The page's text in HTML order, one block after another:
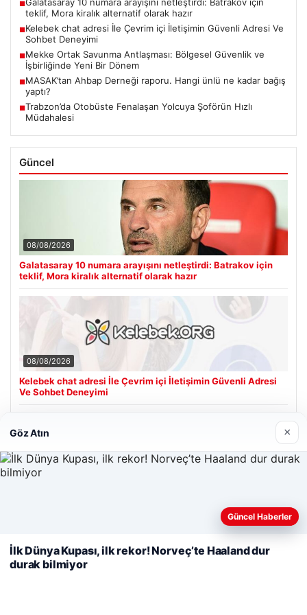
■
teklif, Mora kiralık alternatif olarak hazır
■Kelebek chat adresi İle Çevrim içi İletişimin Güvenli Adresi Ve
Sohbet Deneyimi
■Mekke Ortak Savunma Antlaşması: Bölgesel Güvenlik ve
İşbirliğinde Yeni Bir Dönem
■MASAK’tan Ahbap Derneği raporu. Hangi ünlü ne kadar bağış
yaptı?
■Trabzon’da Otobüste Fenalaşan Yolcuya Şoförün Hızlı
Müdahalesi
Güncel
08/08/2026
Galatasaray 10 numara arayışını netleştirdi: Batrakov için
teklif, Mora kiralık alternatif olarak hazır
08/08/2026
Kelebek chat adresi İle Çevrim içi İletişimin Güvenli Adresi
Ve Sohbet Deneyimi
Cengiz Sigorta
Web sitemizi nasıl kullandığınızı daha iyi anlayabilmek,
kullanıyoruz.
Çerez Politikamız
Reddet
Göz Atın ×
Güncel Haberler
İlk Dünya Kupası, ilk rekor! Norveç’te Haaland dur
durak bilmiyor